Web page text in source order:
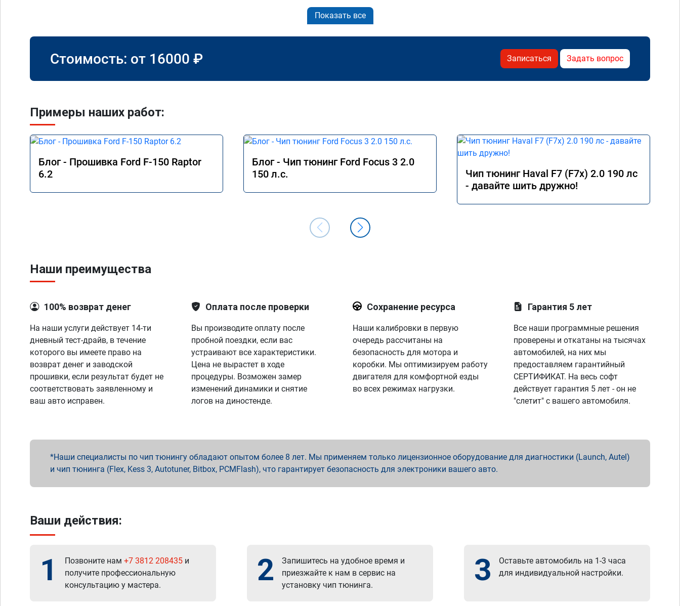
Показать все
Стоимость: от 16000 ₽ Записаться Задать вопрос
Примеры наших работ:
Блог - Прошивка Ford F-150 Raptor
6.2
Блог - Чип тюнинг Ford Focus 3 2.0
150 л.с.
Чип тюнинг Haval F7 (F7x) 2.0 190 лс
- давайте шить дружно!
Наши преимущества
100% возврат денег
На наши услуги действует 14-ти
дневный тест-драйв, в течение
которого вы имеете право на
возврат денег и заводской
прошивки, если результат будет не
соответствовать заявленному и
ваш авто исправен.
Оплата после проверки
Вы производите оплату после
пробной поездки, если вас
устраивают все характеристики.
Цена не вырастет в ходе
процедуры. Возможен замер
изменений динамики и снятие
логов на диностенде.
Сохранение ресурса
Наши калибровки в первую
очередь рассчитаны на
безопасность для мотора и
коробки. Мы оптимизируем работу
двигателя для комфортной езды
во всех режимах нагрузки.
Гарантия 5 лет
Все наши программные решения
проверены и откатаны на тысячах
автомобилей, на них мы
предоставляем гарантийный
СЕРТИФИКАТ. На весь софт
действует гарантия 5 лет - он не
"слетит" с вашего автомобиля.
Наши специалисты по чип тюнингу обладают опытом более 8 лет. Мы применяем только лицензионное оборудование для диагностики (Launch, Autel)
и чип тюнинга (Flex, Kess 3, Autotuner, Bitbox, PCMFlash), что гарантирует безопасность для электроники вашего авто.
Ваши действия:
1 Позвоните нам +7 3812 208435 и
получите профессиональную
консультацию у мастера.
2
Запишитесь на удобное время и
приезжайте к нам в сервис на
установку чип тюнинга.
3
Оставьте автомобиль на 1-3 часа
для индивидуальной настройки.